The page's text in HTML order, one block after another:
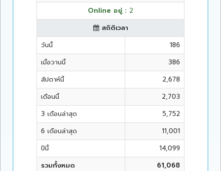
Online อยู่ : 2
สถิติเวลา
วันนี้
186
เมื่อวานนี้
386
สัปดาห์นี้
2,678
เดือนนี้
2,703
3 เดือนล่าสุด
5,752
6 เดือนล่าสุด
11,001
ปีนี้
14,099
รวมทั้งหมด
61,068